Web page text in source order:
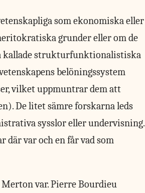
som ekonomiska eller
grunder eller om de
kallade strukturfunktionalistiska
belöningssystem
vilket uppmuntrar dem att
De litet sämre forskarna leds
sysslor eller undervisning.
där var och en får vad som
var. Pierre Bourdieu